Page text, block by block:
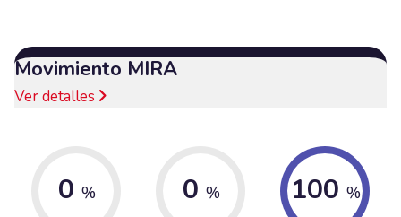
Movimiento MIRA
Ver detalles
0 % 0 % 100 %